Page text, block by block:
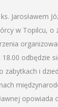
Jarosławem
w Topilcu, o
odbędzie
zabytkach i
opowiada